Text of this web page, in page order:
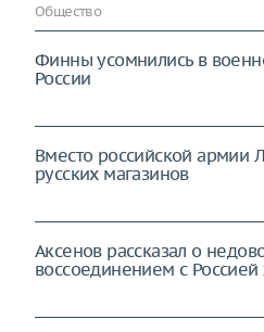
Общество
Финны усомнились в
России
Вместо российской армии
русских магазинов
Аксенов рассказал о
воссоединением с